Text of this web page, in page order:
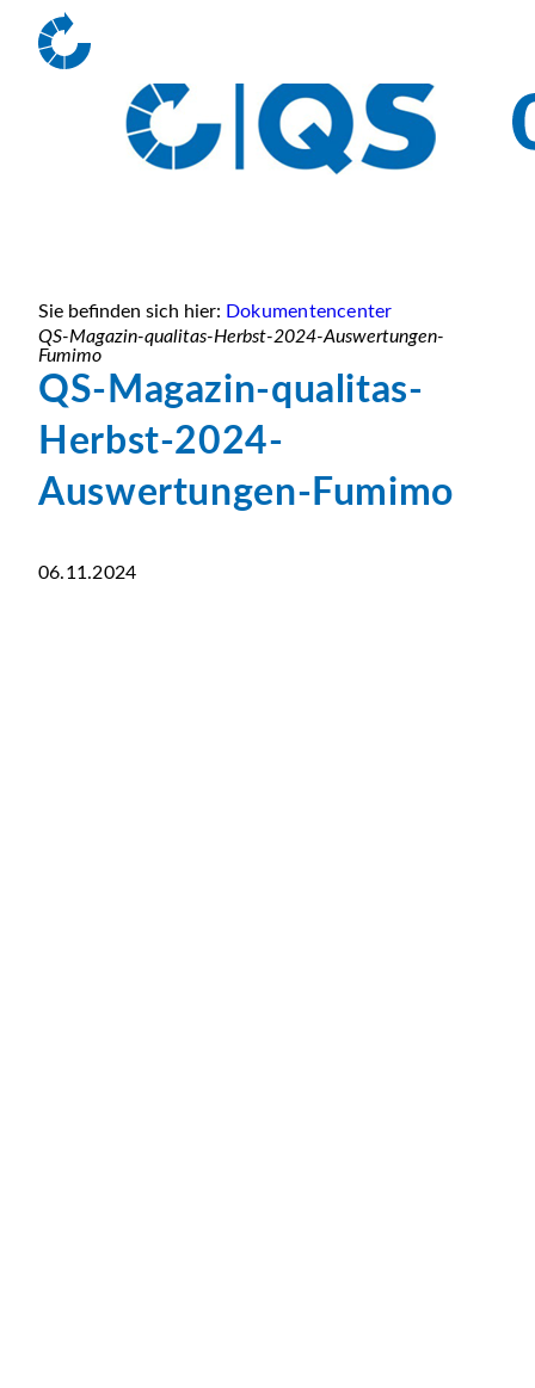
Sie befinden sich hier: Dokumentencenter
QS-Magazin-qualitas-Herbst-2024-Auswertungen-
Fumimo
QS-Magazin-qualitas-
Herbst-2024-
Auswertungen-Fumimo
06.11.2024